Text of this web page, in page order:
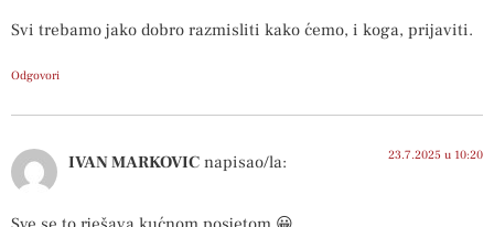
Svi trebamo jako dobro razmisliti kako ćemo, i koga, prijaviti.
Odgovori
IVAN MARKOVIC napisao/la: 23.7.2025 u 10:20